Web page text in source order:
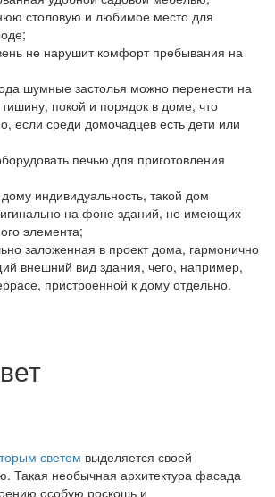
столовую и любимое место для
не нарушит комфорт пребывания на
шумные застолья можно перенести на
покой и порядок в доме, что
если среди домочадцев есть дети или
печью для приготовления
индивидуальность, такой дом
на фоне зданий, не имеющих
элемента;
заложенная в проект дома, гармонично
внешний вид здания, чего, например,
пристроенной к дому отдельно.
светом выделяется своей
Такая необычная архитектура фасада
особую роскошь и